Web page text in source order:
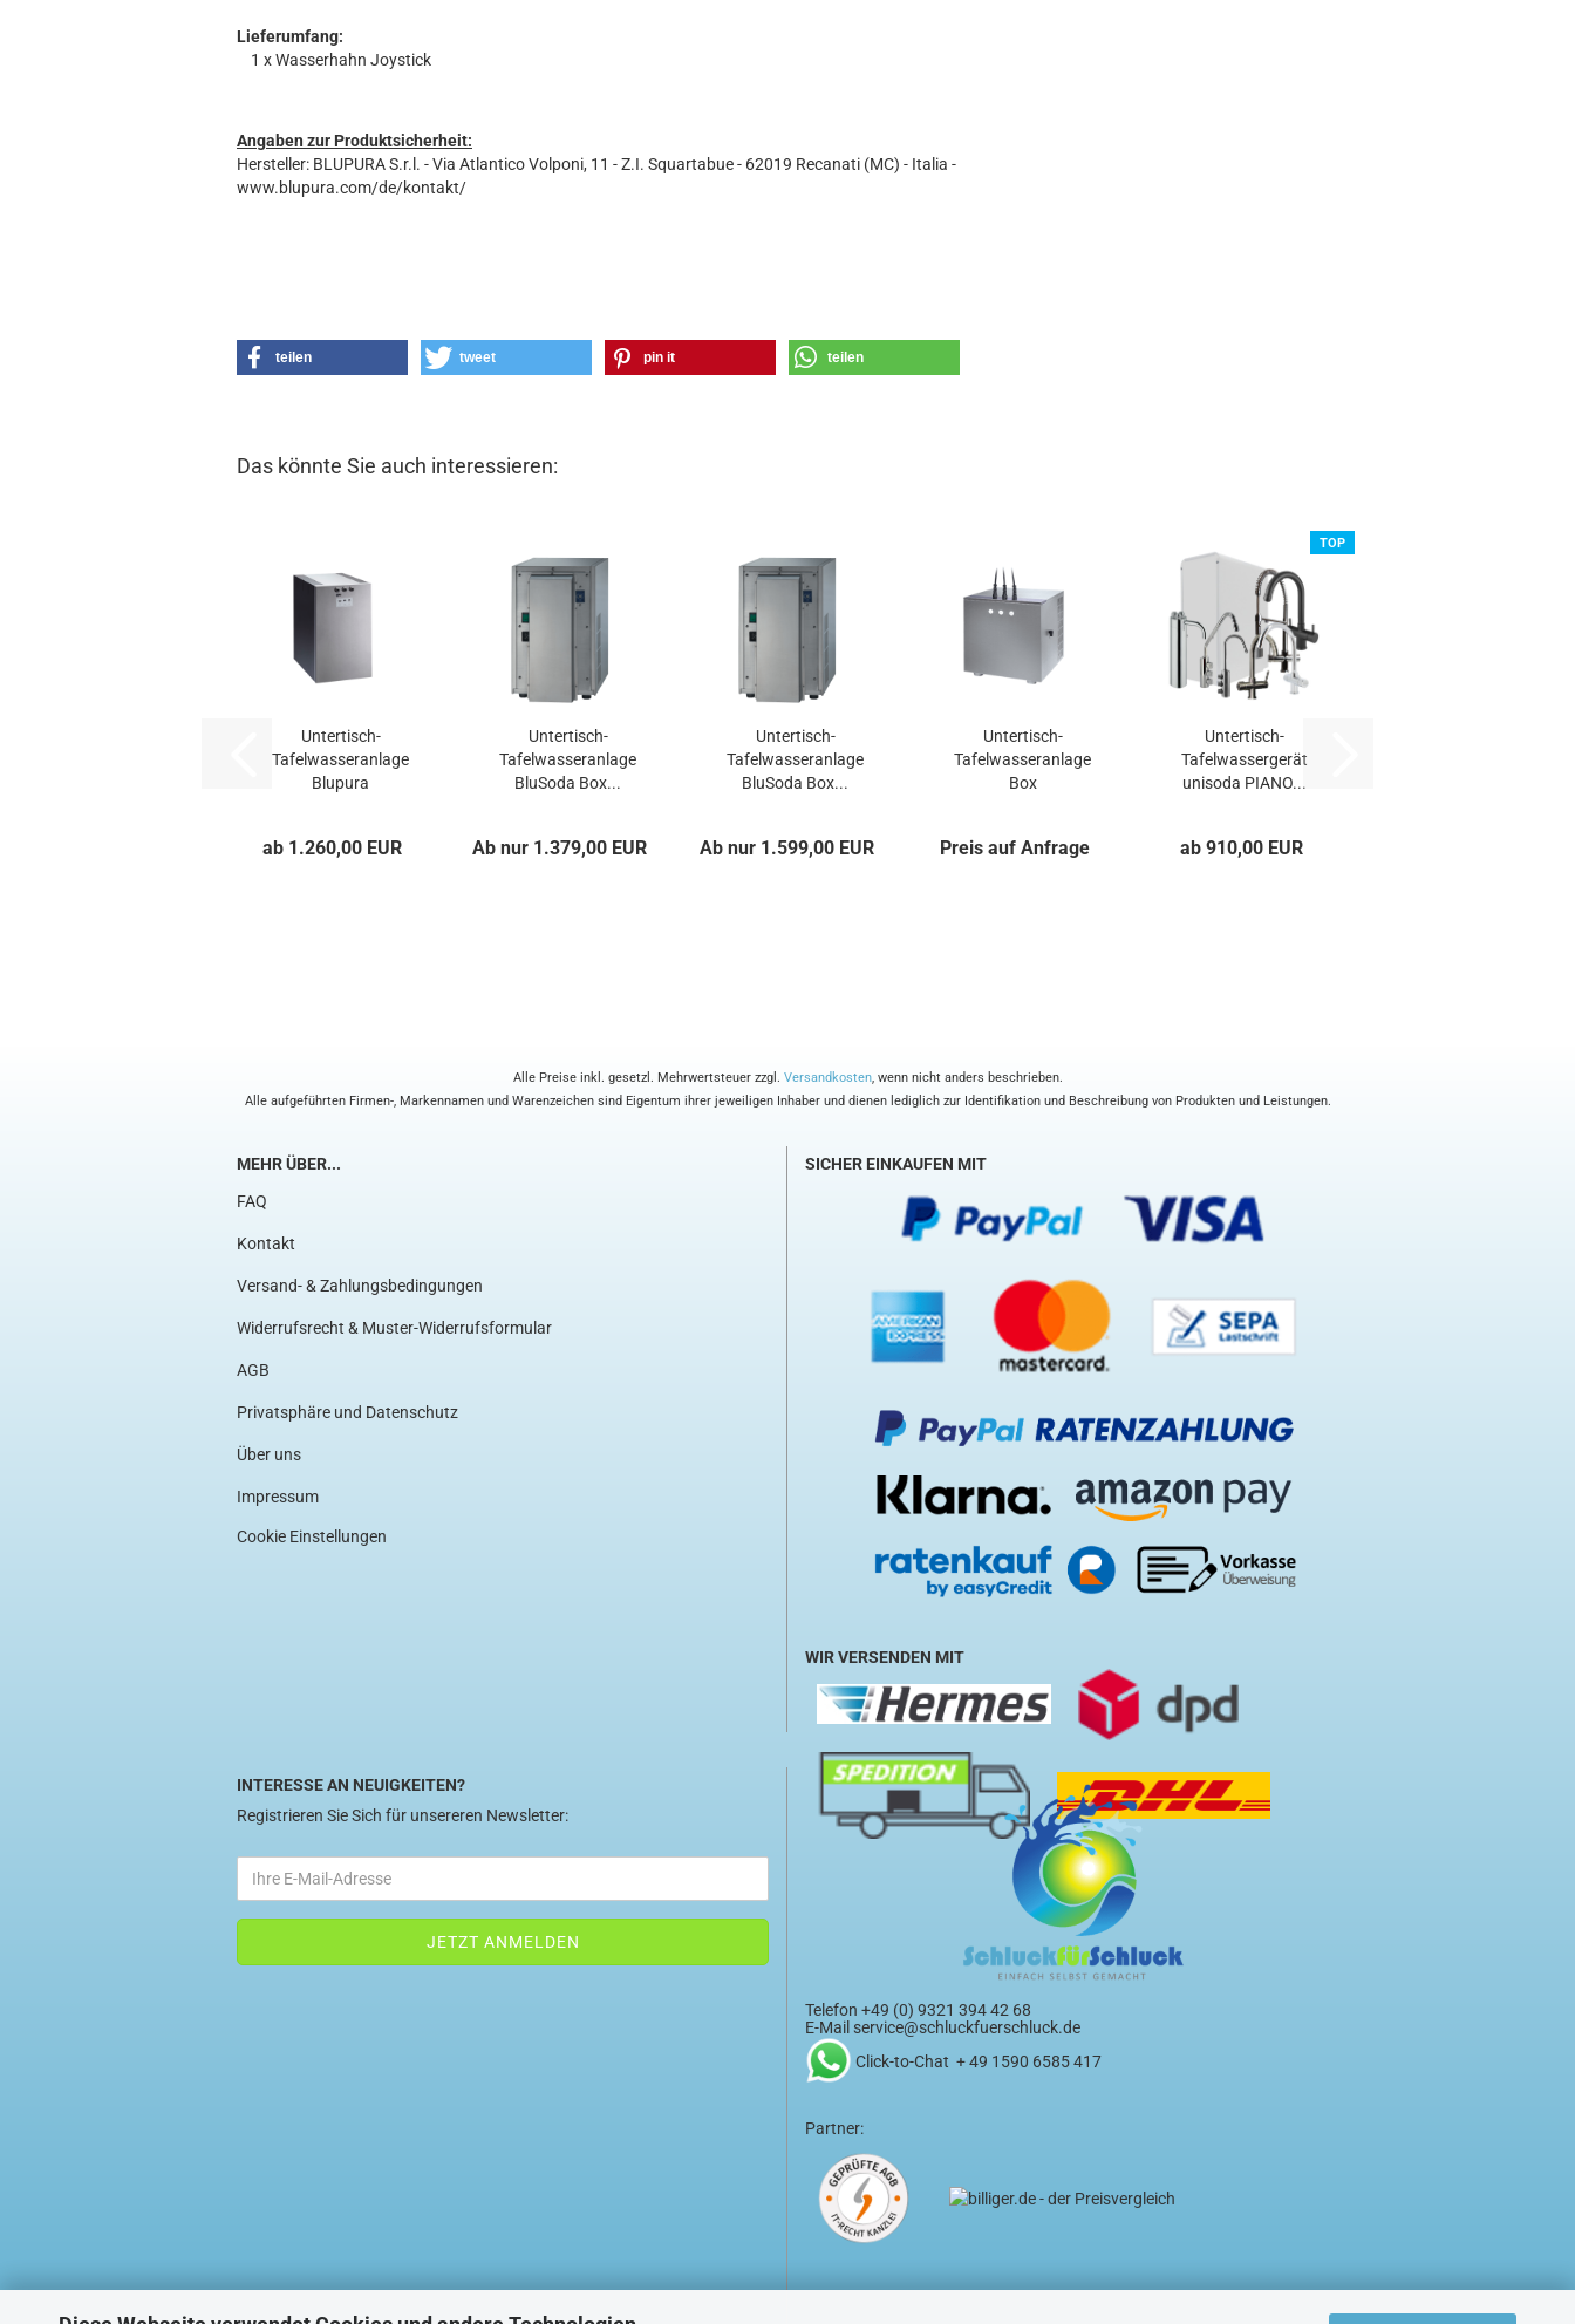
Lieferumfang:
1 x Wasserhahn Joystick
Angaben zur Produktsicherheit:
Hersteller: BLUPURA S.r.l. - Via Atlantico Volponi, 11 - Z.I. Squartabue - 62019 Recanati (MC) - Italia -
www.blupura.com/de/kontakt/
teilen tweet pin it teilen
Das könnte Sie auch interessieren:
Untertisch-
Tafelwasseranlage
Blupura
ab 1.260,00 EUR
Untertisch-
Tafelwasseranlage
BluSoda Box...
Ab nur 1.379,00 EUR
Untertisch-
Tafelwasseranlage
BluSoda Box...
Ab nur 1.599,00 EUR
Untertisch-
Tafelwasseranlage
Box
Preis auf Anfrage
TOP
Untertisch-
Tafelwassergerät
unisoda PIANO...
ab 910,00 EUR
Alle Preise inkl. gesetzl. Mehrwertsteuer zzgl. Versandkosten, wenn nicht anders beschrieben.
Alle aufgeführten Firmen-, Markennamen und Warenzeichen sind Eigentum ihrer jeweiligen Inhaber und dienen lediglich zur Identifikation und Beschreibung von Produkten und Leistungen.
MEHR ÜBER...
FAQ
Kontakt
Versand- & Zahlungsbedingungen
Widerrufsrecht & Muster-Widerrufsformular
AGB
Privatsphäre und Datenschutz
Über uns
Impressum
Cookie Einstellungen
SICHER EINKAUFEN MIT
WIR VERSENDEN MIT
INTERESSE AN NEUIGKEITEN?
Registrieren Sie Sich für unsereren Newsletter:
Telefon +49 (0) 9321 394 42 68
E-Mail service@schluckfuerschluck.de
Click-to-Chat + 49 1590 6585 417
Partner: